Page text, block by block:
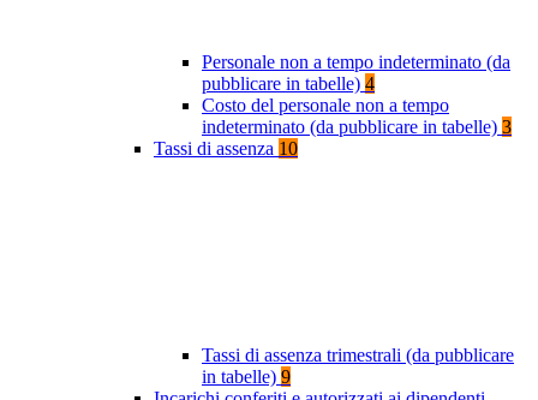
Personale non a tempo indeterminato (da
pubblicare in tabelle) 4
Costo del personale non a tempo
indeterminato (da pubblicare in tabelle) 3
Tassi di assenza 10
Tassi di assenza trimestrali (da pubblicare
in tabelle) 9